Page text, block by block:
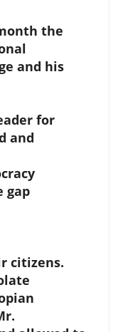
the
and his
for
and
gap
citizens.